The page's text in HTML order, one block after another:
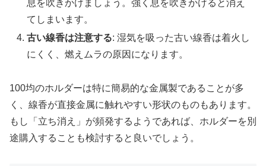
息を吹きかけましょう。強く息を吹きかけると消え
てしまいます。
古い線香は注意する: 湿気を吸った古い線香は着火し
にくく、燃えムラの原因になります。
100均のホルダーは特に簡易的な金属製であることが多
く、線香が直接金属に触れやすい形状のものもあります。
もし「立ち消え」が頻発するようであれば、ホルダーを別
途購入することも検討すると良いでしょう。